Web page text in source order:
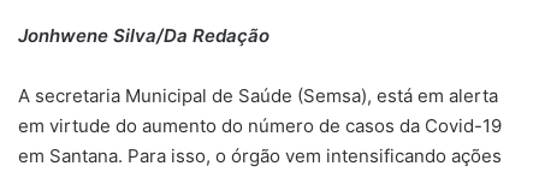
Jonhwene Silva/Da Redação
A secretaria Municipal de Saúde (Semsa), está em alerta
em virtude do aumento do número de casos da Covid-19
em Santana. Para isso, o órgão vem intensificando ações